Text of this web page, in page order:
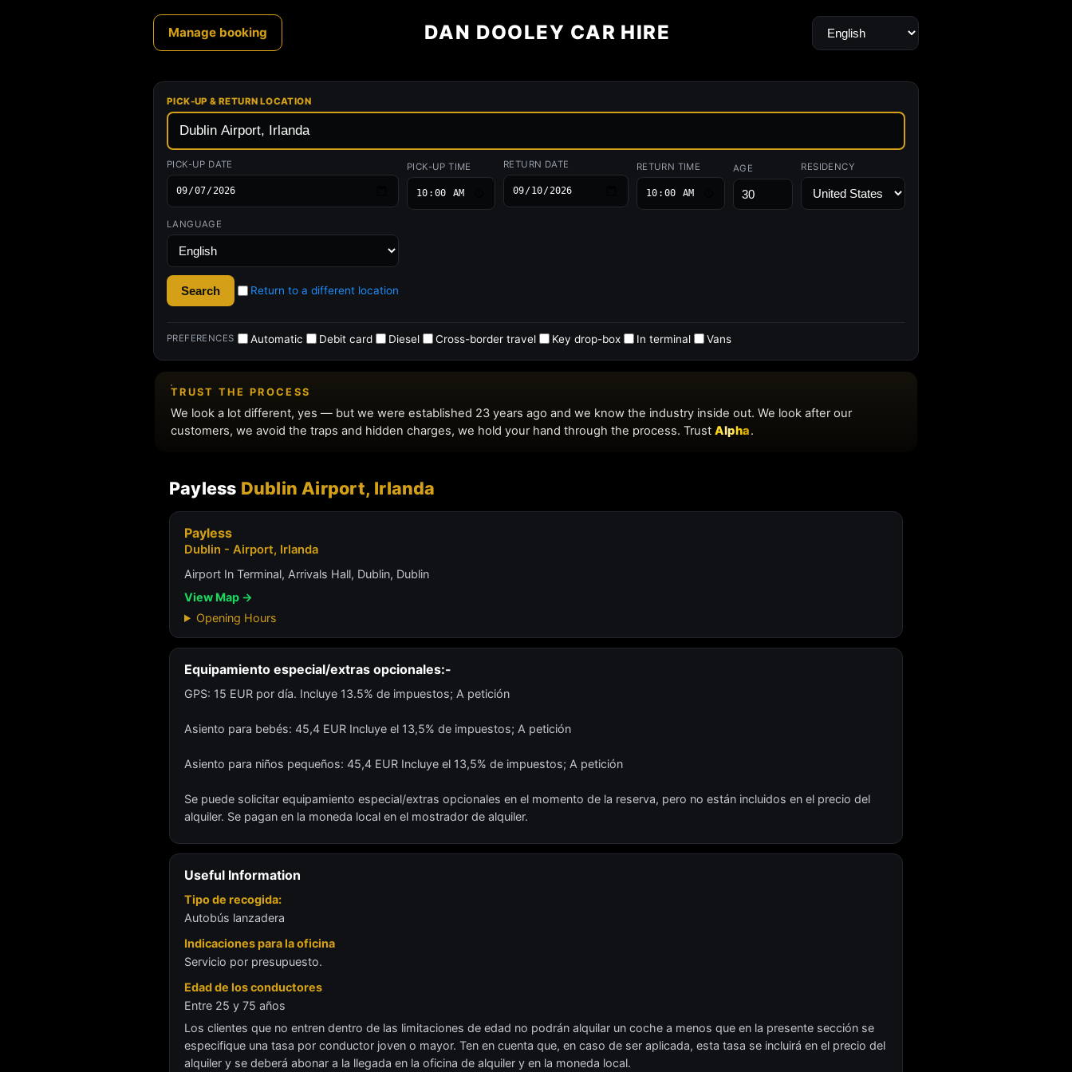
Payless Dublin Airport, Irlanda
Payless
Dublin - Airport, Irlanda
Airport In Terminal, Arrivals Hall, Dublin, Dublin
View Map →
Opening Hours
Equipamiento especial/extras opcionales:-
GPS: 15 EUR por día. Incluye 13.5% de impuestos; A petición
Asiento para bebés: 45,4 EUR Incluye el 13,5% de impuestos; A petición
Asiento para niños pequeños: 45,4 EUR Incluye el 13,5% de impuestos; A petición
Se puede solicitar equipamiento especial/extras opcionales en el momento de la reserva, pero no están incluidos en el precio del
alquiler. Se pagan en la moneda local en el mostrador de alquiler.
Useful Information
Tipo de recogida:
Autobús lanzadera
Indicaciones para la oficina
Servicio por presupuesto.
Edad de los conductores
Entre 25 y 75 años
Los clientes que no entren dentro de las limitaciones de edad no podrán alquilar un coche a menos que en la presente sección se
especifique una tasa por conductor joven o mayor. Ten en cuenta que, en caso de ser aplicada, esta tasa se incluirá en el precio del
alquiler y se deberá abonar a la llegada en la oficina de alquiler y en la moneda local.